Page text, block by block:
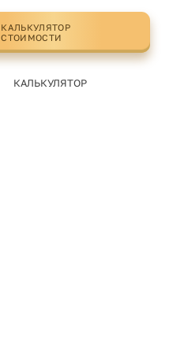
КАЛЬКУЛЯТОР
СТОИМОСТИ
КАЛЬКУЛЯТОР